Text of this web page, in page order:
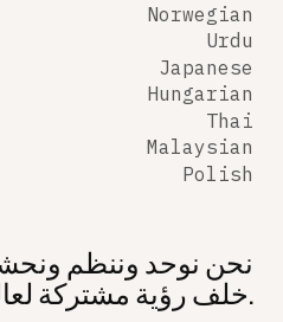
خلف رؤية مشتركة لعالم متحول.
Norwegian
Urdu
Japanese
Hungarian
Thai
Malaysian
Polish